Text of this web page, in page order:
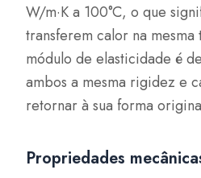
W/m·K a 100°C, o que
transferem calor na mesma
módulo de elasticidade é
ambos a mesma rigidez e
retornar à sua forma
Propriedades